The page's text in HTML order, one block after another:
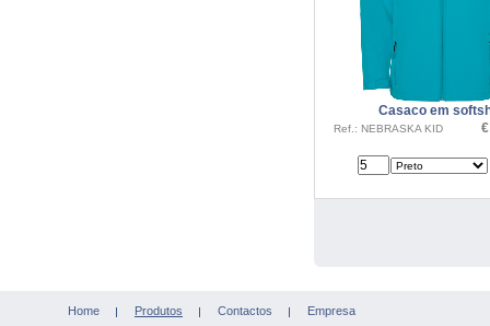
Casaco em
Ref.: NEBRASKA KID
Home Produtos Contactos Empresa